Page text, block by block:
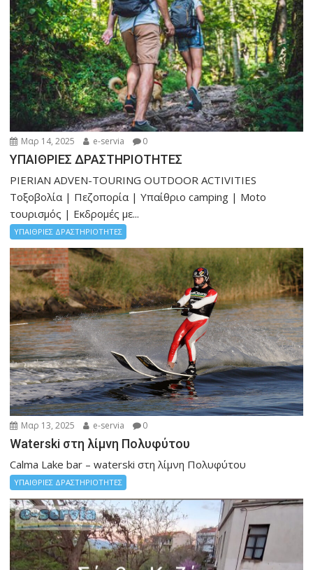
Μαρ 14, 2025 e-servia 0
ΥΠΑΙΘΡΙΕΣ ΔΡΑΣΤΗΡΙΟΤΗΤΕΣ
PIERIAN ADVEN-TOURING OUTDOOR ACTIVITIES
Τοξοβολία | Πεζοπορία | Υπαίθριο camping | Moto
τουρισμός | Εκδρομές με...
ΥΠΑΙΘΡΙΕΣ ΔΡΑΣΤΗΡΙΟΤΗΤΕΣ
Μαρ 13, 2025 e-servia 0
Waterski στη λίμνη Πολυφύτου
Calma Lake bar – waterski στη λίμνη Πολυφύτου
ΥΠΑΙΘΡΙΕΣ ΔΡΑΣΤΗΡΙΟΤΗΤΕΣ